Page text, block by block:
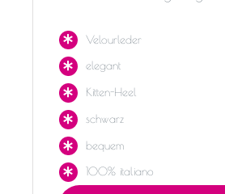
Velourleder
elegant
Kitten-Heel
schwarz
bequem
100% italiano